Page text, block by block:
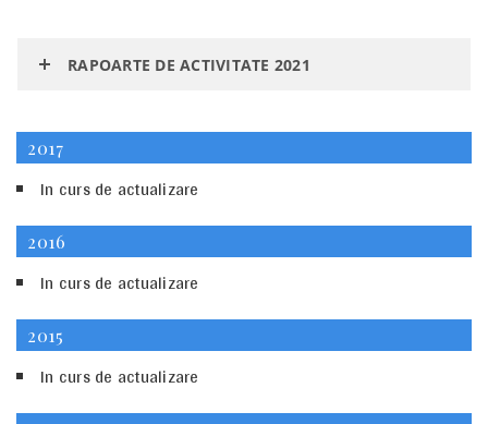
RAPOARTE DE ACTIVITATE 2021
2017
In curs de actualizare
2016
In curs de actualizare
2015
In curs de actualizare